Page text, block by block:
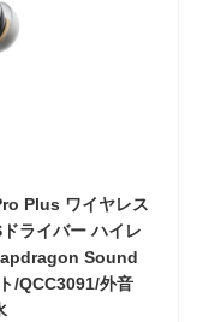
Plus ワイヤレス
ライバー ハイレ
Sound
/QCC3091/外音